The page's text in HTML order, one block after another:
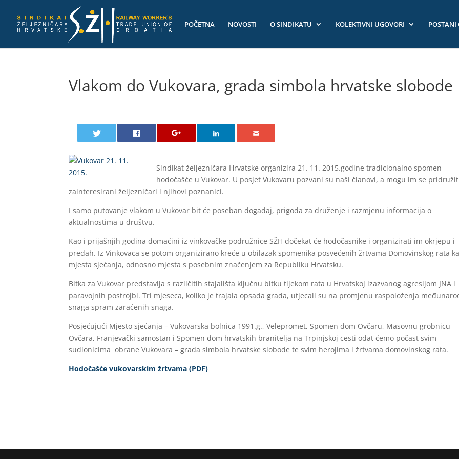
POČETNA NOVOSTI O SINDIKATU KOLEKTIVNI UGOVORI POSTANI
Vlakom do Vukovara, grada simbola hrvatske slobode
Sindikat željezničara Hrvatske organizira 21. 11. 2015.godine tradicionalno spomen
hodočašće u Vukovar. U posjet Vukovaru pozvani su naši članovi, a mogu im se
zainteresirani željezničari i njihovi poznanici.
I samo putovanje vlakom u Vukovar bit će poseban događaj, prigoda za druženje i razmjenu informacija o
aktualnostima u društvu.
Kao i prijašnjih godina domaćini iz vinkovačke podružnice SŽH dočekat će hodočasnike i organizirati im okrjepu i
predah. Iz Vinkovaca se potom organizirano kreće u obilazak spomenika posvećenih žrtvama Domovinskog rata
mjesta sjećanja, odnosno mjesta s posebnim značenjem za Republiku Hrvatsku.
Bitka za Vukovar predstavlja s različitih stajališta ključnu bitku tijekom rata u Hrvatskoj izazvanog agresijom JNA i
paravojnih postrojbi. Tri mjeseca, koliko je trajala opsada grada, utjecali su na promjenu raspoloženja
snaga spram zaraćenih snaga.
Posjećujući Mjesto sjećanja – Vukovarska bolnica 1991.g., Velepromet, Spomen dom Ovčaru, Masovnu grobnicu
Ovčara, Franjevački samostan i Spomen dom hrvatskih branitelja na Trpinjskoj cesti odat ćemo počast svim
sudionicima obrane Vukovara – grada simbola hrvatske slobode te svim herojima i žrtvama domovinskog rata.
Hodočašće vukovarskim žrtvama (PDF)